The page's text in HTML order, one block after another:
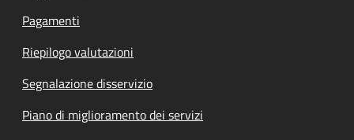
Pagamenti
Riepilogo valutazioni
Segnalazione disservizio
Piano di miglioramento dei servizi